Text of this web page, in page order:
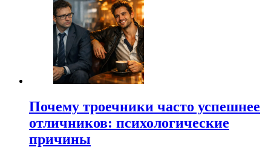
Почему троечники часто успешнее
отличников: психологические
причины